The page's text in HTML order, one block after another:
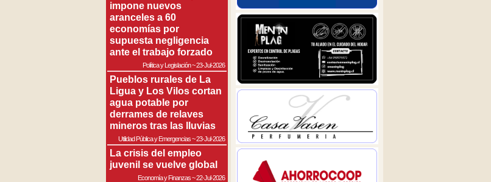
impone nuevos
aranceles a 60
economías por
supuesta negligencia
ante el trabajo forzado
Política y Legislación~23-Jul-2026
Pueblos rurales de La
Ligua y Los Vilos cortan
agua potable por
derrames de relaves
mineros tras las lluvias
Utilidad Pública y Emergencias~23-Jul-2026
La crisis del empleo
juvenil se vuelve global
Economía y Finanzas~22-Jul-2026